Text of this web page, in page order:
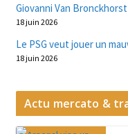
Giovanni Van
18 juin 2026
Le PSG veut jouer un
18 juin 2026
Actu mercato &